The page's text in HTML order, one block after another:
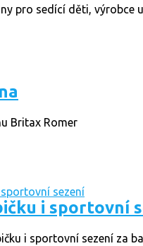
pro sedící děti, výrobce
Britax Romer
i sportovní
i sportovní sezení za